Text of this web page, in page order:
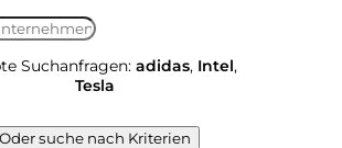
Suchanfragen: adidas, Intel,
Tesla
Oder suche nach Kriterien